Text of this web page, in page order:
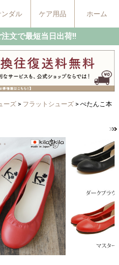
ンダル ケア用品 ホーム
文で最短当日出荷!!
ーズ > フラットシューズ > ぺたんこ本